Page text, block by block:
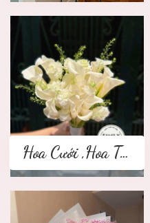
Hoa Cưới ,Hoa Tay Cầm Cô Dâu